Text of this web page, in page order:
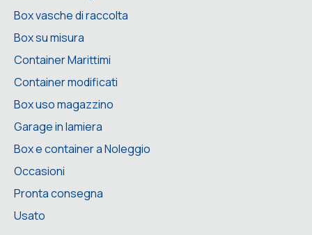
Box vasche di raccolta
Box su misura
Container Marittimi
Container modificati
Box uso magazzino
Garage in lamiera
Box e container a Noleggio
Occasioni
Pronta consegna
Usato